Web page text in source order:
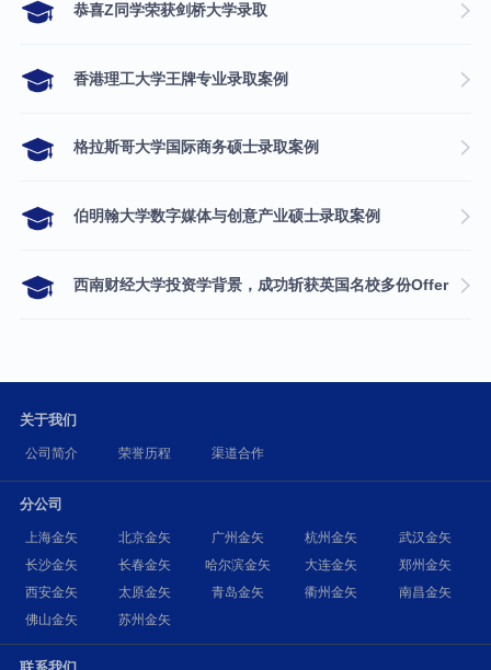
​恭喜Z同学荣获剑桥大学录取
香港理工大学王牌专业录取案例
格拉斯哥大学国际商务硕士录取案例
伯明翰大学数字媒体与创意产业硕士录取案例
西南财经大学投资学背景，成功斩获英国名校多份Offer
关于我们
公司简介 荣誉历程 渠道合作
分公司
上海金矢 北京金矢 广州金矢 杭州金矢
武汉金矢
长沙金矢
长春金矢 哈尔滨金矢 大连金矢
郑州金矢
西安金矢
太原金矢 青岛金矢 衢州金矢
南昌金矢
佛山金矢
苏州金矢